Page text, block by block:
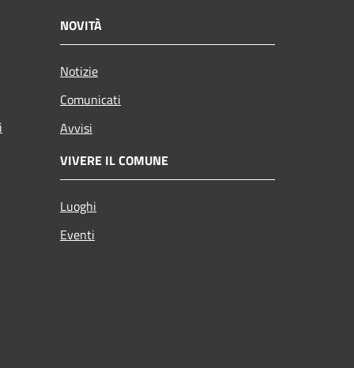
NOVITÀ
Notizie
Comunicati
Avvisi
VIVERE IL COMUNE
Luoghi
Eventi